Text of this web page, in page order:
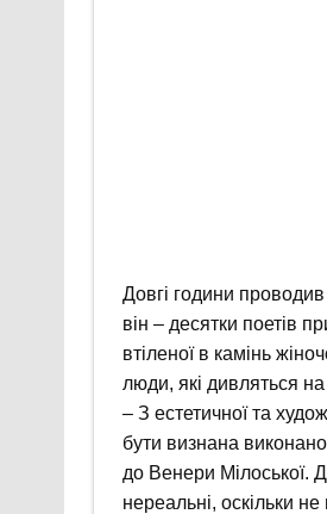
Довгі години
він – десятки поетів
втіленої в камінь
люди, які дивляться
– З естетичної та
бути визнана
до Венери Мілоської.
нереальні, оскільки